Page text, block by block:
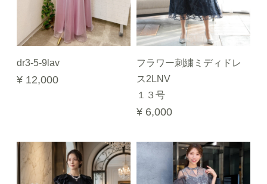
dr3-5-9lav
¥ 12,000
フラワー刺繍ミディドレ
ス2LNV
１３号
¥ 6,000